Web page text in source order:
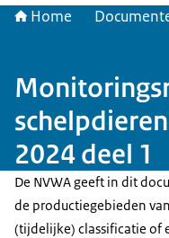
Home
2024 deel 1
De NVWA geeft in dit
de productiegebieden
(tijdelijke) classificatie of